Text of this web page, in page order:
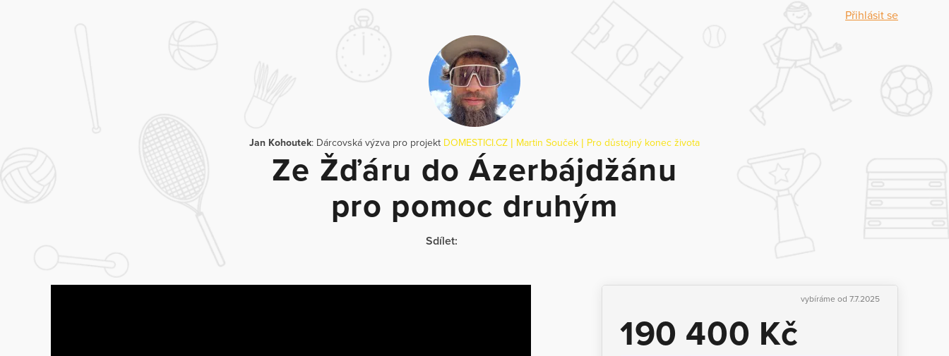
Přihlásit se
Jan Kohoutek: Dárcovská výzva pro projekt DOMESTICI.CZ | Martin Souček | Pro důstojný konec života
Ze Žďáru do Ázerbájdžánu
pro pomoc druhým
Sdílet:
vybíráme od 7.7.2025
190 400 Kč